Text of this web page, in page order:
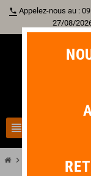
phone Appelez-nous au :
27/08/
view_headline
chevron_right Instruments de